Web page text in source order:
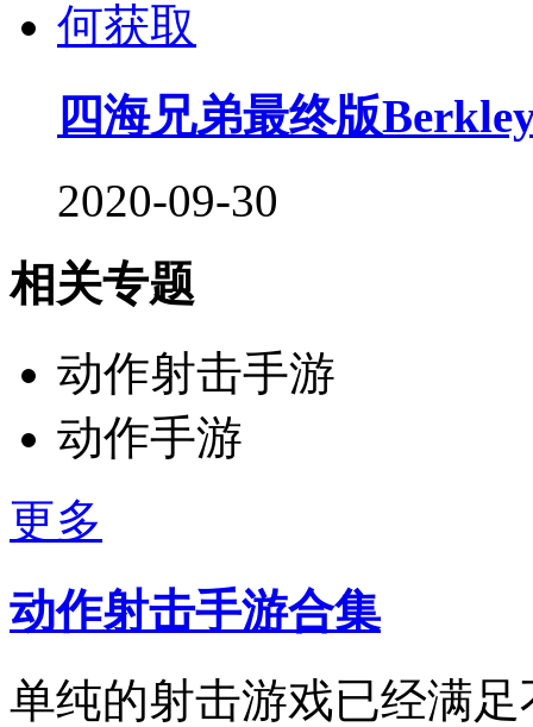
四海兄弟最终版
2020-09-30
相关专题
动作射击手游
动作手游
更多
动作射击手游合集
单纯的射击游戏已经满